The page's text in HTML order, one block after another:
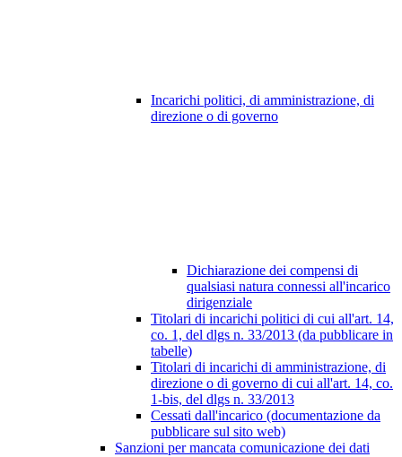
Incarichi politici, di amministrazione, di
direzione o di governo
Dichiarazione dei compensi di
qualsiasi natura connessi all'incarico
dirigenziale
Titolari di incarichi politici di cui all'art. 14,
co. 1, del dlgs n. 33/2013 (da pubblicare in
tabelle)
Titolari di incarichi di amministrazione, di
direzione o di governo di cui all'art. 14, co.
1-bis, del dlgs n. 33/2013
Cessati dall'incarico (documentazione da
pubblicare sul sito web)
Sanzioni per mancata comunicazione dei dati